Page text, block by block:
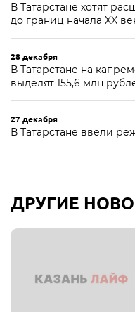
В Татарстане хотят
до границ начала XX
28 декабря
В Татарстане на
выделят 155,6 млн
27 декабря
В Татарстане ввели
ДРУГИЕ